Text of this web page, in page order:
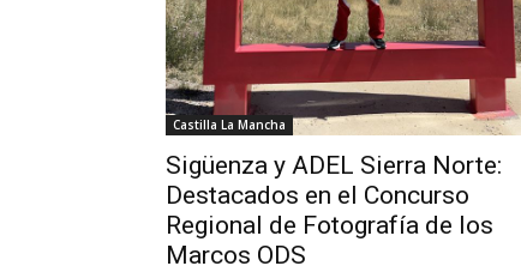
Castilla La Mancha
Sigüenza y ADEL Sierra Norte:
Destacados en el Concurso
Regional de Fotografía de los
Marcos ODS